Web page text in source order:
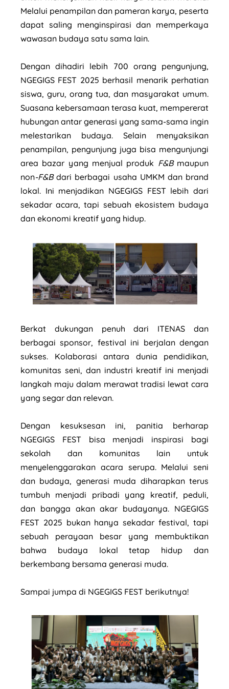
Melalui penampilan dan pameran karya, peserta
dapat saling menginspirasi dan memperkaya
wawasan budaya satu sama lain.
Dengan dihadiri lebih 700 orang pengunjung,
NGEGIGS FEST 2025 berhasil menarik perhatian
siswa, guru, orang tua, dan masyarakat umum.
Suasana kebersamaan terasa kuat, mempererat
hubungan antar generasi yang sama-sama ingin
melestarikan budaya. Selain menyaksikan
penampilan, pengunjung juga bisa mengunjungi
area bazar yang menjual produk F&Bmaupun
non-F&Bdari berbagai usaha UMKM dan brand
lokal. Ini menjadikan NGEGIGS FEST lebih dari
sekadar acara, tapi sebuah ekosistem budaya
dan ekonomi kreatif yang hidup.
Berkat dukungan penuh dari ITENAS dan
berbagai sponsor, festival ini berjalan dengan
sukses. Kolaborasi antara dunia pendidikan,
komunitas seni, dan industri kreatif ini menjadi
langkah maju dalam merawat tradisi lewat cara
yang segar dan relevan.
Dengan kesuksesan ini, panitia berharap
NGEGIGS FEST bisa menjadi inspirasi bagi
sekolah dan komunitas lain untuk
menyelenggarakan acara serupa. Melalui seni
dan budaya, generasi muda diharapkan terus
tumbuh menjadi pribadi yang kreatif, peduli,
dan bangga akan akar budayanya. NGEGIGS
FEST 2025 bukan hanya sekadar festival, tapi
sebuah perayaan besar yang membuktikan
bahwa budaya lokal tetap hidup dan
berkembang bersama generasi muda.
Sampai jumpa di NGEGIGS FEST berikutnya!